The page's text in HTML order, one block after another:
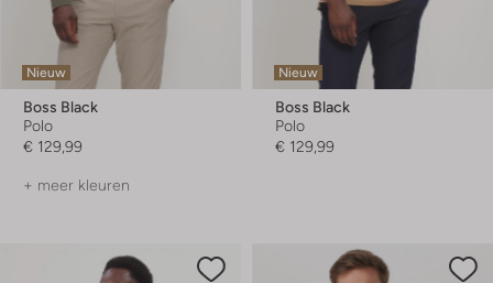
Nieuw
Boss Black
Polo
€ 129,99
+ meer kleuren
Nieuw
Boss Black
Polo
€ 129,99